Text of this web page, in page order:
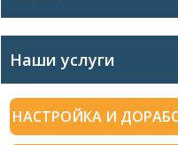
Наши услуги
НАСТРОЙКА И